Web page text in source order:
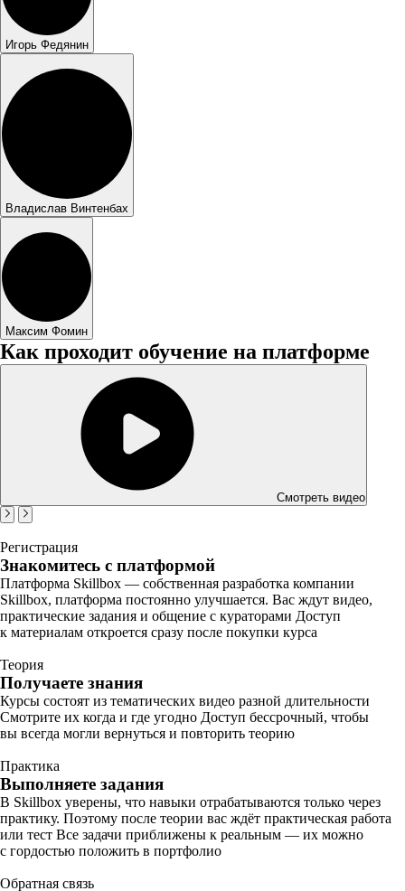
Игорь Федянин
Владислав Винтенбах
Максим Фомин
Как проходит обучение на платформе
Смотреть видео
Регистрация
Знакомитесь с платформой
Платформа Skillbox — собственная разработка компании
Skillbox, платформа постоянно улучшается. Вас ждут видео,
практические задания и общение с кураторами Доступ
к материалам откроется сразу после покупки курса
Теория
Получаете знания
Курсы состоят из тематических видео разной длительности
Смотрите их когда и где угодно Доступ бессрочный, чтобы
вы всегда могли вернуться и повторить теорию
Практика
Выполняете задания
В Skillbox уверены, что навыки отрабатываются только через
практику. Поэтому после теории вас ждёт практическая работа
или тест Все задачи приближены к реальным — их можно
с гордостью положить в портфолио
Обратная связь